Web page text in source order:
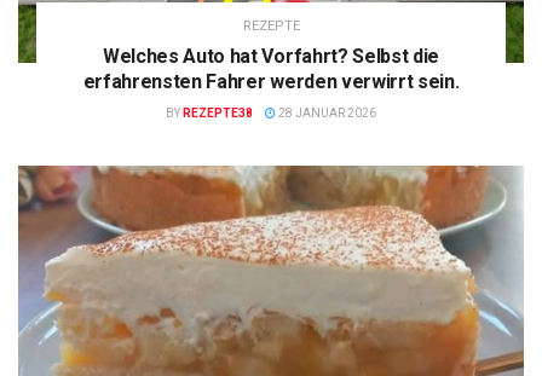
REZEPTE
Welches Auto hat Vorfahrt? Selbst die
erfahrensten Fahrer werden verwirrt sein.
BY REZEPTE38 28 JANUAR 2026